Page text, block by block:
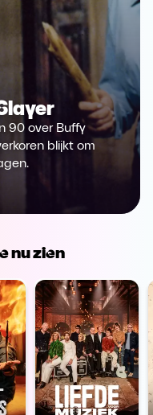
Download
Download
Download
90 over Buffy
blijkt om
nu zien